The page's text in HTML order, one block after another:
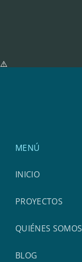
MENÚ
INICIO
PROYECTOS
QUIÉNES SOMOS
BLOG